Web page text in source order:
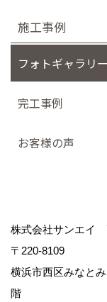
施工事例
フォトギャラリー
完工事例
お客様の声
株式会社サンエイ
〒220-8109
横浜市西区みなと
階